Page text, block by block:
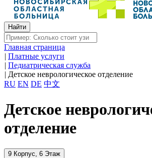
Главная страница
| Платные услуги
| Педиатрическая служба
| Детское неврологическое отделение
RU EN DE 中文
Детское
отделение
9 Корпус, 6 Этаж